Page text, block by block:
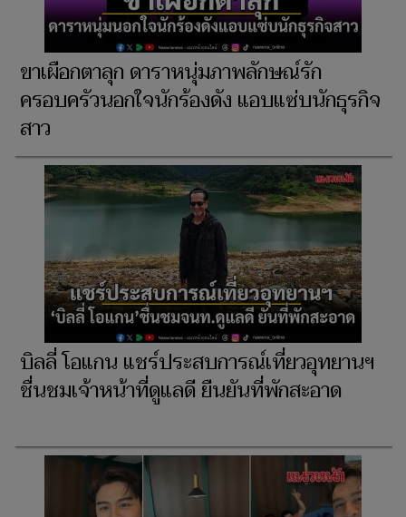
ขาเผือกตาลุก ดาราหนุ่มภาพลักษณ์รัก
ครอบครัวนอกใจนักร้องดัง แอบแซ่บนักธุรกิจ
สาว
บิลลี่ โอแกน แชร์ประสบการณ์เที่ยวอุทยานฯ
ชื่นชมเจ้าหน้าที่ดูแลดี ยืนยันที่พักสะอาด